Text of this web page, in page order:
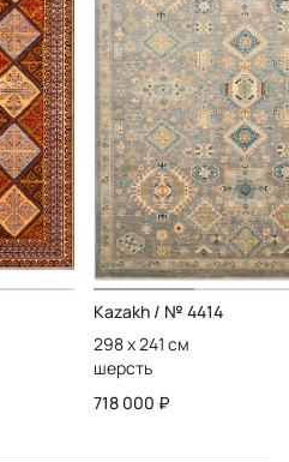
Kazakh / № 4414
298 x 241 см
шерсть
718 000 ₽